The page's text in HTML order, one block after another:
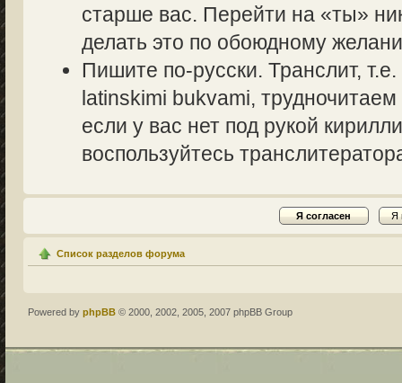
старше вас. Перейти на «ты»
делать это по обоюдному
Пишите по-русски. Транслит,
latinskimi bukvami,
если у вас нет под рукой
воспользуйтесь
Список разделов форума
Powered by phpBB © 2000, 2002, 2005, 2007 phpBB Group